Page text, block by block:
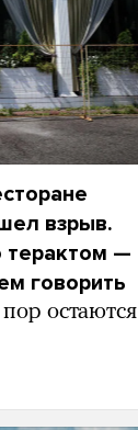
взрыв.
терактом —
говорить
остаются